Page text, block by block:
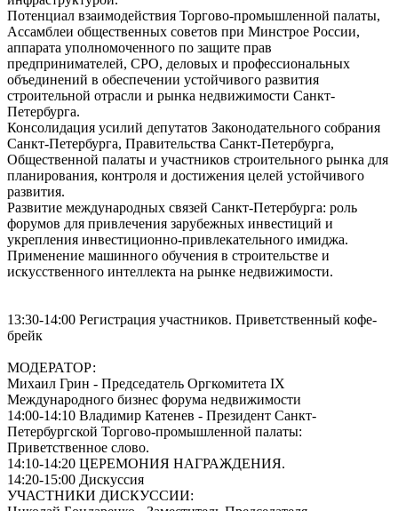
Потенциал взаимодействия Торгово-промышленной палаты,
Ассамблеи общественных советов при Минстрое России,
аппарата уполномоченного по защите прав
предпринимателей, СРО, деловых и профессиональных
объединений в обеспечении устойчивого развития
строительной отрасли и рынка недвижимости Санкт-
Петербурга.
Консолидация усилий депутатов Законодательного собрания
Санкт-Петербурга, Правительства Санкт-Петербурга,
Общественной палаты и участников строительного рынка для
планирования, контроля и достижения целей устойчивого
развития.
Развитие международных связей Санкт-Петербурга: роль
форумов для привлечения зарубежных инвестиций и
укрепления инвестиционно-привлекательного имиджа.
Применение машинного обучения в строительстве и
искусственного интеллекта на рынке недвижимости.
13:30-14:00 Регистрация участников. Приветственный кофе-
брейк
МОДЕРАТОР:
Михаил Грин - Председатель Оргкомитета IX
Международного бизнес форума недвижимости
14:00-14:10 Владимир Катенев - Президент Санкт-
Петербургской Торгово-промышленной палаты:
Приветственное слово.
14:10-14:20 ЦЕРЕМОНИЯ НАГРАЖДЕНИЯ.
14:20-15:00 Дискуссия
УЧАСТНИКИ ДИСКУССИИ: